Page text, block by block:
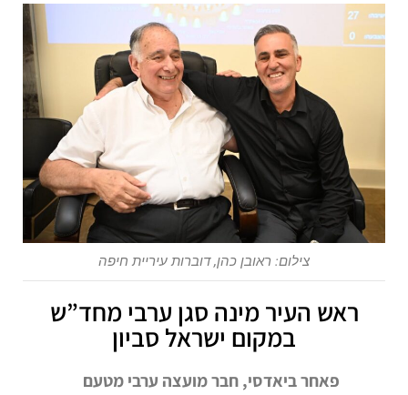
צילום: ראובן כהן, דוברות עיריית חיפה
ראש העיר מינה סגן ערבי מחד”ש
במקום ישראל סביון
פאחר ביאדסי, חבר מועצה ערבי מטעם